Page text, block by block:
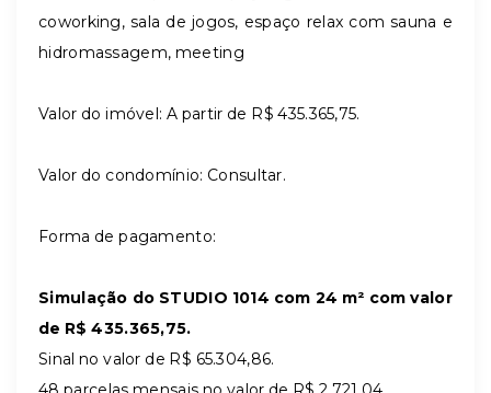
coworking, sala de jogos, espaço relax com sauna e
hidromassagem, meeting
Valor do imóvel: A partir de R$ 435.365,75.
Valor do condomínio: Consultar.
Forma de pagamento:
Simulação do STUDIO 1014 com 24 m² com valor
de R$ 435.365,75.
Sinal no valor de R$ 65.304,86.